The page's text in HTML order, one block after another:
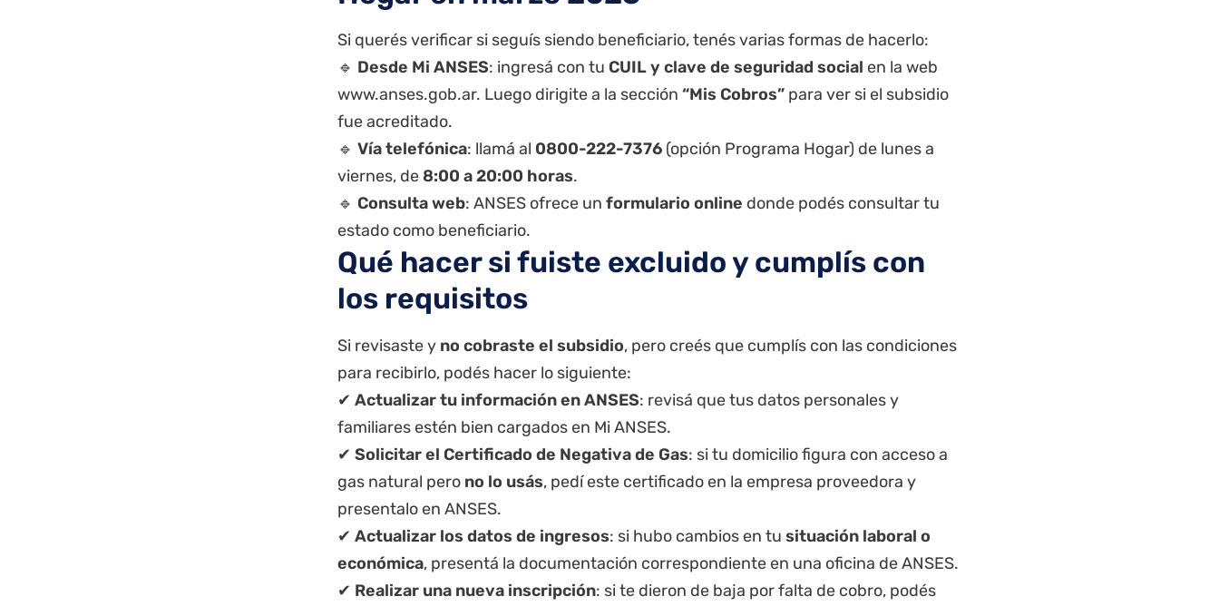
Si querés verificar si seguís siendo beneficiario, tenés varias formas de hacerlo:
🔹 Desde Mi ANSES: ingresá con tu CUIL y clave de seguridad social en la web
www.anses.gob.ar. Luego dirigite a la sección “Mis Cobros” para ver si el subsidio
fue acreditado.
🔹 Vía telefónica: llamá al 0800-222-7376 (opción Programa Hogar) de lunes a
viernes, de 8:00 a 20:00 horas.
🔹 Consulta web: ANSES ofrece un formulario online donde podés consultar tu
estado como beneficiario.
Qué hacer si fuiste excluido y cumplís con
los requisitos
Si revisaste y no cobraste el subsidio, pero creés que cumplís con las condiciones
para recibirlo, podés hacer lo siguiente:
✔ Actualizar tu información en ANSES: revisá que tus datos personales y
familiares estén bien cargados en Mi ANSES.
✔ Solicitar el Certificado de Negativa de Gas: si tu domicilio figura con acceso a
gas natural pero no lo usás, pedí este certificado en la empresa proveedora y
presentalo en ANSES.
✔ Actualizar los datos de ingresos: si hubo cambios en tu situación laboral o
económica, presentá la documentación correspondiente en una oficina de ANSES.
✔ Realizar una nueva inscripción: si te dieron de baja por falta de cobro, podés